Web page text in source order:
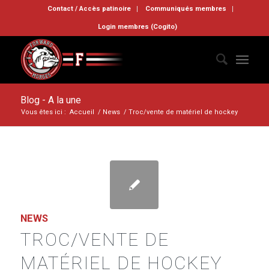
Contact / Accès patinoire Communiqués membres
Login membres (Cogito)
Blog - A la une
Vous êtes ici : Accueil / News / Troc/vente de matériel de hockey
NEWS
TROC/VENTE DE
MATÉRIEL DE HOCKEY